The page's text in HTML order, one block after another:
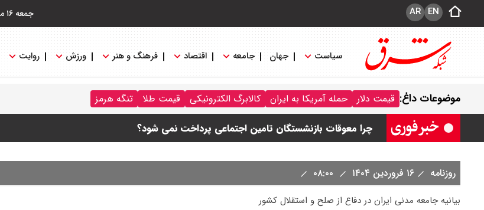
جمعه ۱۶ مرداد ۱۴۰۵ EN
AR
سیاست جهان جامعه اقتصاد فرهنگ و هنر ورزش روایت
موضوعات داغ: قیمت دلار حمله آمریکا به ایران کالابرگ الکترونیکی قیمت طلا تنگه هرمز
قیمت طلا ۱۸ عیار امروز جمعه ۱۶ مرداد ۱۴۰۵ اعلام شد/ طلا بر مدار صعود
قیمت نفت امروز جمعه ۱۶ مرداد ۱۴۰۵ / نفت صعودی شد + جدول
چرا معوقات بازنشستگان تامین اجتماعی پرداخت نمی شود؟
قیمت بیت کوین،تتر و اتریوم امروز جمعه ۱۶ مرداد۱۴۰۵ / قیمت بیت کوین چند؟ + جدول
روزنامه ۱۶ فروردین ۱۴۰۴
بیانیه جامعه مدنی ایران در دفاع از صلح و استقلال کشور